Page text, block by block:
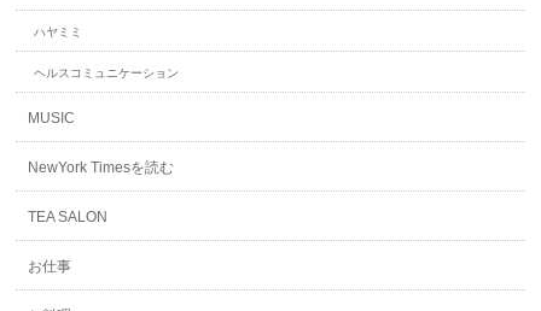
ハヤミミ
ヘルスコミュニケーション
MUSIC
NewYork Timesを読む
TEA SALON
お仕事